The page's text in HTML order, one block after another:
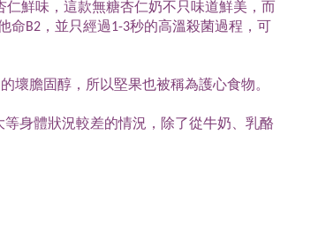
仁鮮味，這款無糖杏仁奶不只味道鮮美，而
B2，並只經過1-3秒的高溫殺菌過程，可
壞膽固醇，所以堅果也被稱為護心食物。
身體狀況較差的情況，除了從牛奶、乳酪